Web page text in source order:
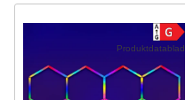
Produktdatablad